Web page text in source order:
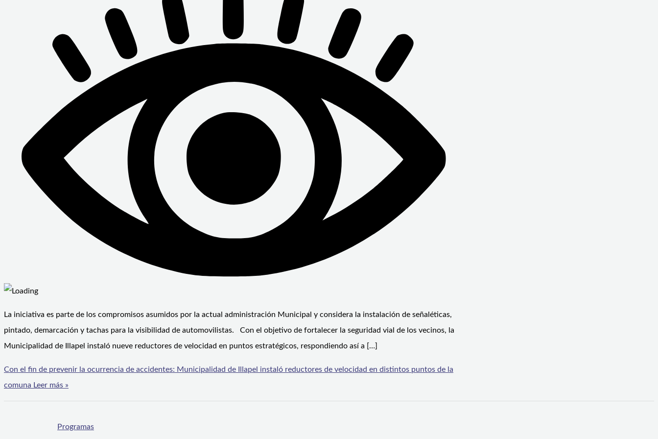
La iniciativa es parte de los compromisos asumidos por la actual administración Municipal y considera la instalación de señaléticas,
pintado, demarcación y tachas para la visibilidad de automovilistas. Con el objetivo de fortalecer la seguridad vial de los vecinos, la
Municipalidad de Illapel instaló nueve reductores de velocidad en puntos estratégicos, respondiendo así a […]
Con el fin de prevenir la ocurrencia de accidentes: Municipalidad de Illapel instaló reductores de velocidad en distintos puntos de la
comuna Leer más »
Programas